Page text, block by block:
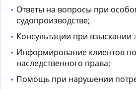
Ответы на вопросы при
судопроизводстве;
Консультации при взыскании
Информирование клиентов
наследственного права;
Помощь при нарушении